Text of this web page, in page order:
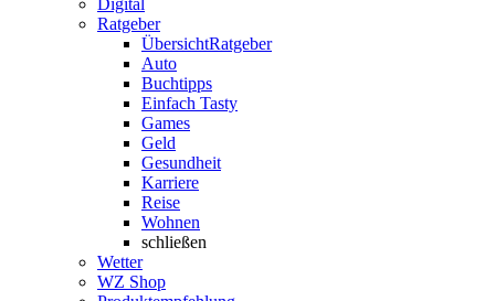
Digital
Ratgeber
ÜbersichtRatgeber
Auto
Buchtipps
Einfach Tasty
Games
Geld
Gesundheit
Karriere
Reise
Wohnen
schließen
Wetter
WZ Shop